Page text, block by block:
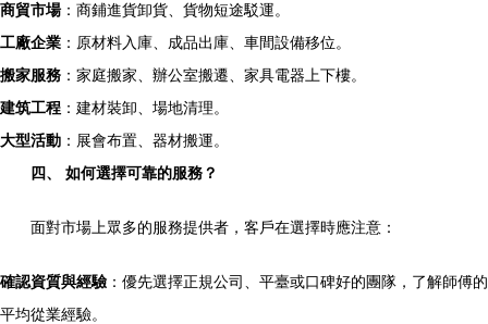
商貿市場：商鋪進貨卸貨、貨物短途駁運。
工廠企業 ：原材料入庫、成品出庫、車間設備移位。
搬家服務 ：家庭搬家、辦公室搬遷、家具電器上下樓。
建筑工程 ：建材裝卸、場地清理。
大型活動 ：展會布置、器材搬運。
四、 如何選擇可靠的服務？
面對市場上眾多的服務提供者，客戶在選擇時應注意：
確認資質與經驗 ：優先選擇正規公司、平臺或口碑好的團隊，了解師傅的
平均從業經驗。